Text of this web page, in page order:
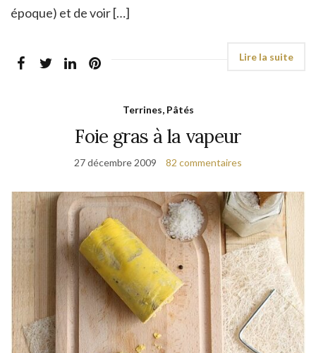
époque) et de voir […]
Terrines, Pâtés
Foie gras à la vapeur
27 décembre 2009 82 commentaires